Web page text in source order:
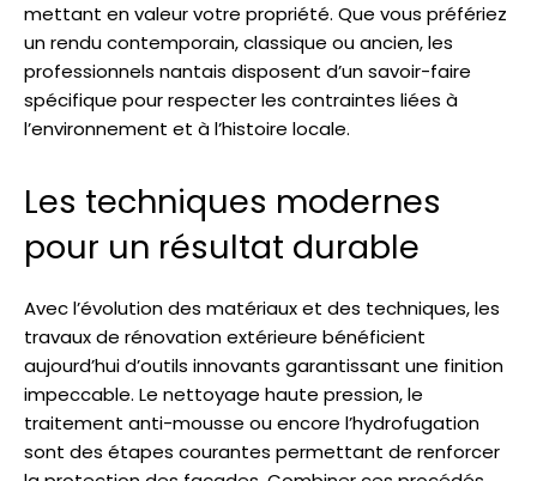
mettant en valeur votre propriété. Que vous préfériez
un rendu contemporain, classique ou ancien, les
professionnels nantais disposent d’un savoir-faire
spécifique pour respecter les contraintes liées à
l’environnement et à l’histoire locale.
Les techniques modernes
pour un résultat durable
Avec l’évolution des matériaux et des techniques, les
travaux de rénovation extérieure bénéficient
aujourd’hui d’outils innovants garantissant une finition
impeccable. Le nettoyage haute pression, le
traitement anti-mousse ou encore l’hydrofugation
sont des étapes courantes permettant de renforcer